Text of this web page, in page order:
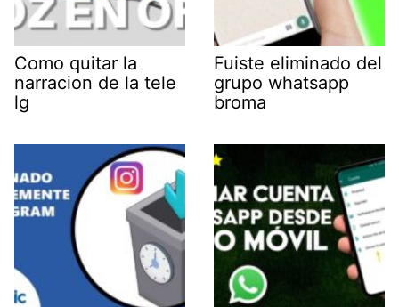
Como quitar la
narracion de la tele
lg
Fuiste eliminado del
grupo whatsapp
broma